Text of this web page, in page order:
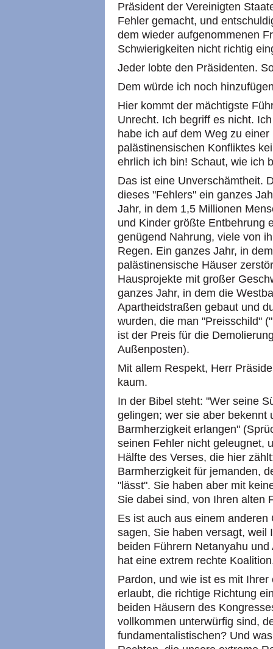
Präsident der Vereinigten
Fehler gemacht, und
dem wieder aufgenommenen
Schwierigkeiten nicht richtig
Jeder lobte den Präsidenten.
Dem würde ich noch
Hier kommt der mächtigste
Unrecht. Ich begriff es nicht.
habe ich auf dem Weg zu
palästinensischen Konfliktes
ehrlich ich bin! Schaut, wie ich
Das ist eine Unverschämtheit.
dieses "Fehlers" ein ganzes
Jahr, in dem 1,5 Millionen
und Kinder größte Entbehrung
genügend Nahrung, viele von
Regen. Ein ganzes Jahr, in
palästinensische Häuser
Hausprojekte mit großer
ganzes Jahr, in dem die
Apartheidstraßen gebaut und
wurden, die man "Preisschild"
ist der Preis für die
Außenposten).
Mit allem Respekt, Herr
kaum.
In der Bibel steht: "Wer seine
gelingen; wer sie aber bekennt
Barmherzigkeit erlangen"
seinen Fehler nicht geleugnet,
Hälfte des Verses, die hier
Barmherzigkeit für jemanden,
"lässt". Sie haben aber mit
Sie dabei sind, von Ihren alten
Es ist auch aus einem
sagen, Sie haben versagt, weil
beiden Führern Netanyahu
hat eine extrem rechte
Pardon, und wie ist es mit
erlaubt, die richtige Richtung
beiden Häusern des
vollkommen unterwürfig sind,
fundamentalistischen? Und